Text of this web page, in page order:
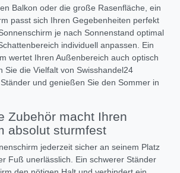
Balkon oder die große Rasenfläche, ein
passt sich Ihren Gegebenheiten perfekt
je nach Sonnenstand optimal
individuell anpassen. Ein
wertet Ihren Außenbereich auch optisch
Sie die Vielfalt von Swisshandel24
und genießen Sie den Sommer in
Zubehör macht Ihren
absolut sturmfest
jederzeit sicher an seinem Platz
Fuß unerlässlich. Ein schwerer Ständer